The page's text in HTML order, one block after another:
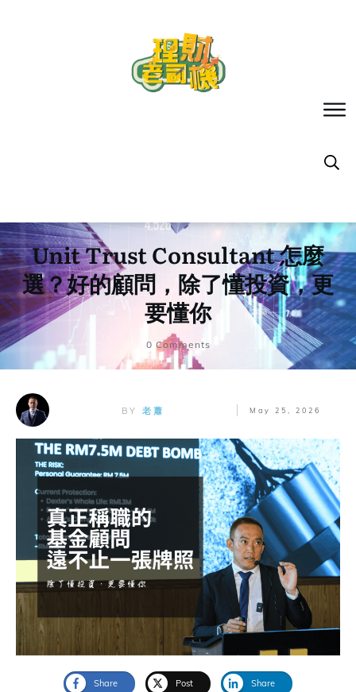
Unit Trust Consultant 怎麼
選？好的顧問，除了懂投資，更
要懂你
0 Comments
BY 老蕭 May 25, 2026
Share Post Share